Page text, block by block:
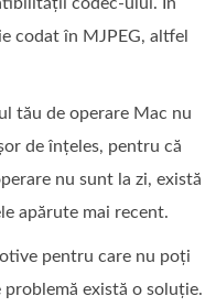
codat în MJPEG, altfel
tău de operare Mac nu
de înțeles, pentru că
nu sunt la zi, există
apărute mai recent.
pentru care nu poți
există o soluție.